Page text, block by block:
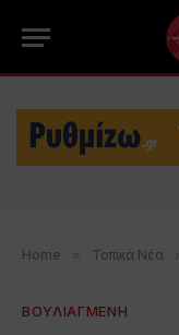
Home » Τοπικά Νέα
ΒΟΥΛΙΑΓΜΕΝΗ